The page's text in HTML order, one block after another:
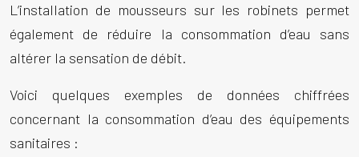
L’installation de mousseurs sur les robinets permet
également de réduire la consommation d’eau sans
altérer la sensation de débit.
Voici quelques exemples de données chiffrées
concernant la consommation d’eau des équipements
sanitaires :